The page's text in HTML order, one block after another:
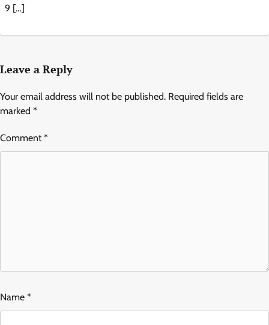
9 […]
Leave a Reply
Your email address will not be published. Required fields are
marked *
Comment*
Name *